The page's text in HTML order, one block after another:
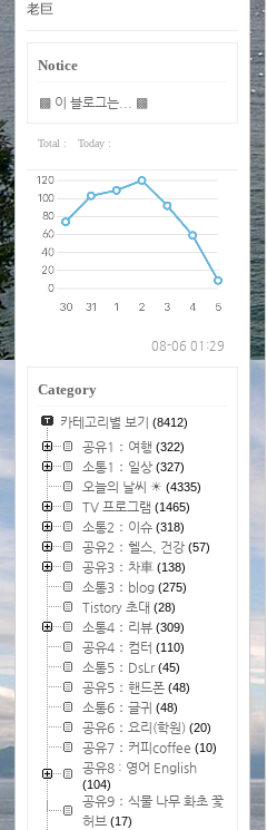
老巨
Notice
▩ 이 블로그는... ▩
Total : Today :
08-06 01:29
Category
카테고리별 보기 (8412)
공유1：여행 (322)
소통1：일상(327)
오늘의 날씨 ☀ (4335)
TV 프로그램 (1465)
소통2：이슈(318)
공유2：헬스, 건강(57)
공유3：차車(138)
소통3：blog(275)
Tistory 초대 (28)
소통4：리뷰(309)
공유4：컴터 (110)
소통5：DsLr(45)
공유5：핸드폰(48)
소통6：글귀 (48)
공유6：요리(학원)(20)
공유7：커피coffee (10)
공유8 : 영어 English
(104)
공유9：식물 나무 화초 꽃
허브 (17)